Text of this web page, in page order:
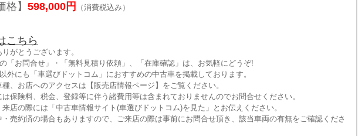
格】 598,000円 （消費税込み）
こちら
がとうございます。
「お問合せ」・「無料見積り依頼」、「在庫確認」は、お気軽にどうぞ!
外にも「車選びドットコム」におすすめの中古車を掲載しております。
、お店へのアクセスは【販売店情報ページ】をご覧ください。
保険料、税金、登録等に伴う諸費用等は含まれておりませんのでお問合せください。
来店の際には「中古車情報サイト(車選びドットコム)を見た」とお伝えください。
・売約済の場合もありますので、ご来店の際は事前にお問合せ頂き、該当車両の有無をご確認くださ